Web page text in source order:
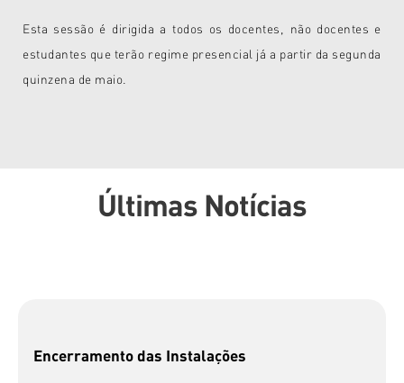
Esta sessão é dirigida a todos os docentes, não docentes e
estudantes que terão regime presencial já a partir da segunda
quinzena de maio.
Últimas Notícias
Encerramento das Instalações